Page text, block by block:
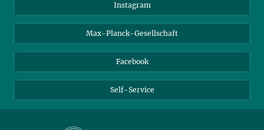
Instagram
Max-Planck-Gesellschaft
Facebook
Self-Service